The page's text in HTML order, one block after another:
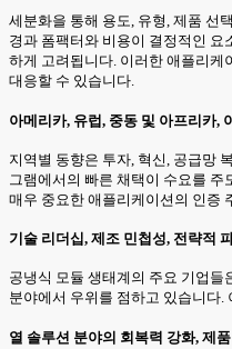
세분화을 통해 용도, 유형, 제품 선
경과 폼팩터와 비용이 결정적인
하게 고려됩니다. 이러한 애플리케
대응할 수 있습니다.
아메리카, 유럽, 중동 및 아프리카,
지역별 동향은 투자, 혁신, 공급망
그램에서의 빠른 채택이 수요를
매우 중요한 애플리케이션의 인증
기술 리더십, 제조 민첩성, 전략적
공냉식 모듈 생태계의 주요 기업들
분야에서 우위를 점하고 있습니다
열 솔루션 분야의 회복력 강화, 제